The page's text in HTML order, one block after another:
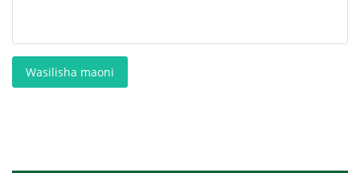
Wasilisha maoni